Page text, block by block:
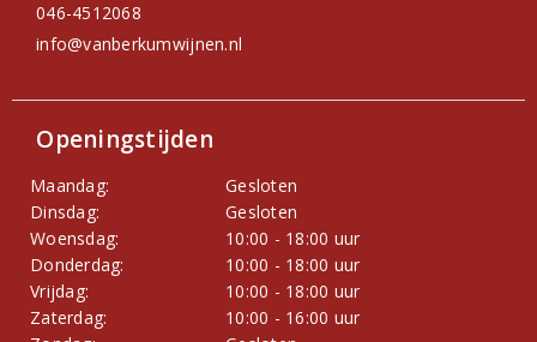
046-4512068
info@vanberkumwijnen.nl
Openingstijden
Maandag:
Gesloten
Dinsdag:
Gesloten
Woensdag:
10:00 - 18:00 uur
Donderdag:
10:00 - 18:00 uur
Vrijdag:
10:00 - 18:00 uur
Zaterdag:
10:00 - 16:00 uur